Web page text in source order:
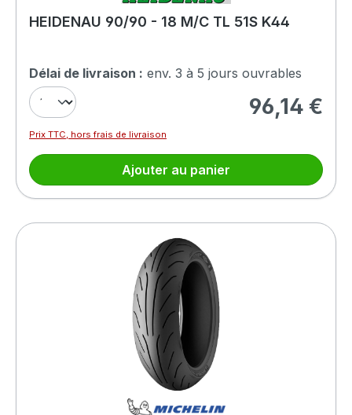
HEIDENAU 90/90 - 18 M/C TL 51S K44
Délai de livraison : env. 3 à 5 jours ouvrables
Prix régulier :
96,14 €
Prix TTC, hors frais de livraison
Ajouter au panier